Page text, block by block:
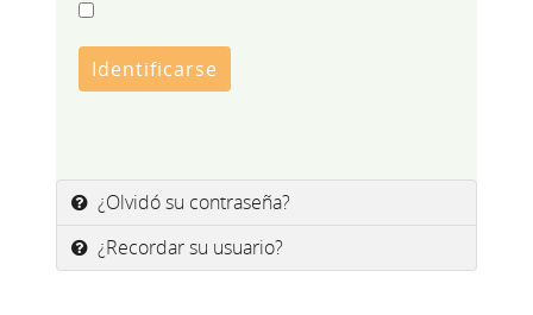
Identificarse
¿Olvidó su contraseña?
¿Recordar su usuario?